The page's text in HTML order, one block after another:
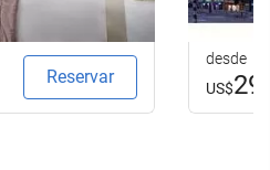
Reservar
desde
US$